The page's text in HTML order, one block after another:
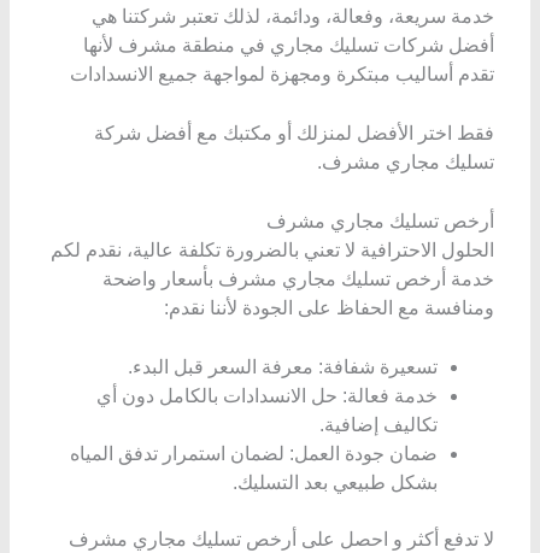
خدمة سريعة، وفعالة، ودائمة، لذلك تعتبر شركتنا هي
أفضل شركات تسليك مجاري في منطقة مشرف لأنها
تقدم أساليب مبتكرة ومجهزة لمواجهة جميع الانسدادات
فقط اختر الأفضل لمنزلك أو مكتبك مع أفضل شركة
تسليك مجاري مشرف.
أرخص تسليك مجاري مشرف
الحلول الاحترافية لا تعني بالضرورة تكلفة عالية، نقدم لكم
خدمة أرخص تسليك مجاري مشرف بأسعار واضحة
ومنافسة مع الحفاظ على الجودة لأننا نقدم:
تسعيرة شفافة: معرفة السعر قبل البدء.
خدمة فعالة: حل الانسدادات بالكامل دون أي
تكاليف إضافية.
ضمان جودة العمل: لضمان استمرار تدفق المياه
بشكل طبيعي بعد التسليك.
لا تدفع أكثر و احصل على أرخص تسليك مجاري مشرف